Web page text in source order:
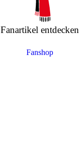
Fanartikel entdecken
Fanshop